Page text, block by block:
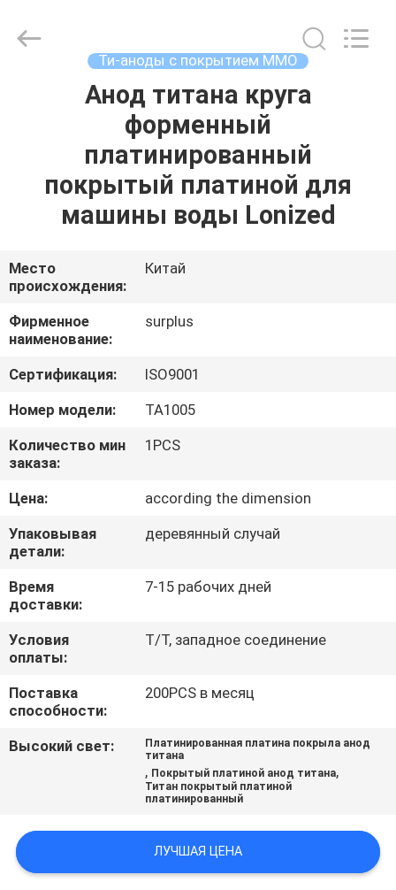
ДОМОЙ
ПРОДУКТЫ
ЭКСКУРСИЯ
ПО
ЗАВОДУ
КОНТРОЛЬ
КАЧЕСТВА
СВЯЖИТЕСЬ
С
НАМИ
НОВОСТИ
ЗАПРОСИТЕ
ЦИТАТУ
КАРТА
PRIVACY
POLICY
Limited.
Ти-аноды с покрытием MMO
Анод титана круга
форменный
платинированный
покрытый платиной для
машины воды Lonized
Место
происхождения:
Китай
Фирменное
наименование:
surplus
Сертификация:
ISO9001
Номер модели:
TA1005
Количество мин
заказа:
1PCS
Цена:
according the dimension
Упаковывая
детали:
деревянный случай
Время
доставки:
7-15 рабочих дней
Условия
оплаты:
T/T, западное соединение
Поставка
способности:
200PCS в месяц
Высокий свет:
Платинированная платина покрыла анод
титана
, Покрытый платиной анод титана,
Титан покрытый платиной
платинированный
ЛУЧШАЯ ЦЕНА